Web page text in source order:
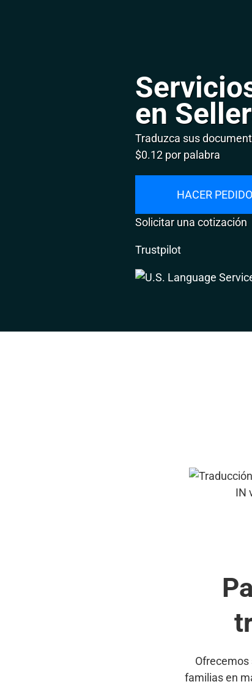
en
Traduzca sus
$0.12 por palabra
HACER PEDIDO
Solicitar una cotización
Trustpilot
familias en